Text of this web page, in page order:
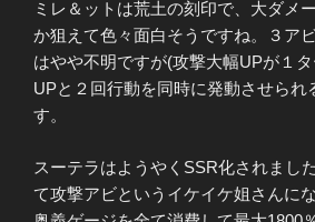
ミレ＆ットは荒土の刻印で、大ダメ
か狙えて色々面白そうですね。３ア
はやや不明ですが(攻撃大幅UPが１
UPと２回行動を同時に発動させられ
す。
スーテラはようやくSSR化されまし
て攻撃アビというイケイケ姐さんに